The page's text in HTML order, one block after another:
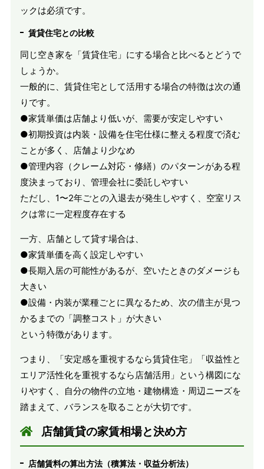
ックは必須です。
賃貸住宅との比較
同じ空き家を「賃貸住宅」にする場合と比べるとどうで
しょうか。
一般的に、賃貸住宅として活用する場合の特徴は次の通
りです。
●家賃単価は店舗より低いが、需要が安定しやすい
●初期投資は内装・設備を住宅仕様に整える程度で済む
ことが多く、店舗より少なめ
●管理内容（クレーム対応・修繕）のパターンがある程
度決まっており、管理会社に委託しやすい
ただし、1〜2年ごとの入退去が発生しやすく、空室リス
クは常に一定程度存在する
一方、店舗として貸す場合は、
●家賃単価を高く設定しやすい
●長期入居の可能性があるが、空いたときのダメージも
大きい
●設備・内装が業種ごとに異なるため、次の借主が見つ
かるまでの「調整コスト」が大きい
という特徴があります。
つまり、「安定感を重視するなら賃貸住宅」「収益性と
エリア活性化を重視するなら店舗活用」という構図にな
りやすく、自分の物件の立地・建物構造・周辺ニーズを
踏まえて、バランスを取ることが大切です。
店舗賃貸の家賃相場と決め方
店舗賃料の算出方法（積算法・収益分析法）